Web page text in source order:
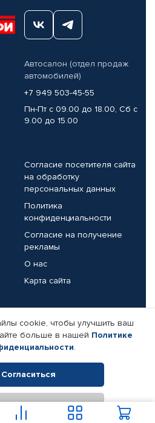
Автосалон (отдел продаж
автомобилей)
+7 949 503-45-55
Пн-Пт с 09.00 до 18.00, Сб с
9.00 до 15.00
Согласие посетителя сайта
на обработку
персональных данных
Политика
конфиденциальности
Согласие на получение
рекламы
О нас
Карта сайта
Реквизиты компании
2026. Все права защищены.
товаров Автопрофи.
cookie, чтобы улучшить ваш
больше в нашей Политике
.
Согласиться
Отклонить
В корзину